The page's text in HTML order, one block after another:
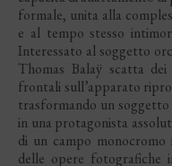
formale, unita alla
e al tempo stesso
Interessato al soggetto
Thomas Balaÿ scatta
frontali sull’apparato
trasformando un soggetto
in una protagonista
di un campo monocromo
delle opere fotografiche